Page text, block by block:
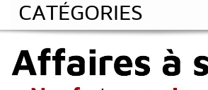
CATÉGORIES